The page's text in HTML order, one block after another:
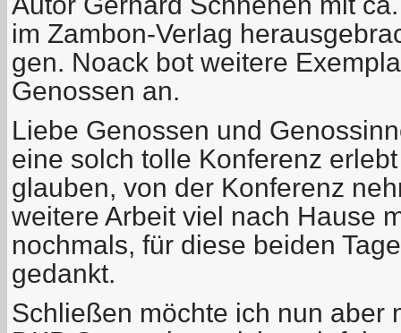
im Zambon-Verlag
gen. Noack bot weitere
Genossen an.
Liebe Genossen und
eine solch tolle Konferenz
glauben, von der Konferenz
weitere Arbeit viel nach Hause
nochmals, für diese beiden
gedankt.
Schließen möchte ich nun aber